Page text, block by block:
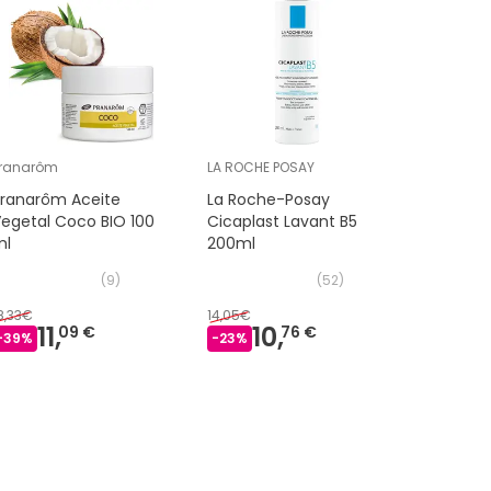
Aceite
Coco BIO 100
(9)
39% 11,09 €
LA ROCHE POSAY
La Roche-Posay
Cicaplast Lavant B5
200ml
(52)
14,05€
-23% 10,76 €